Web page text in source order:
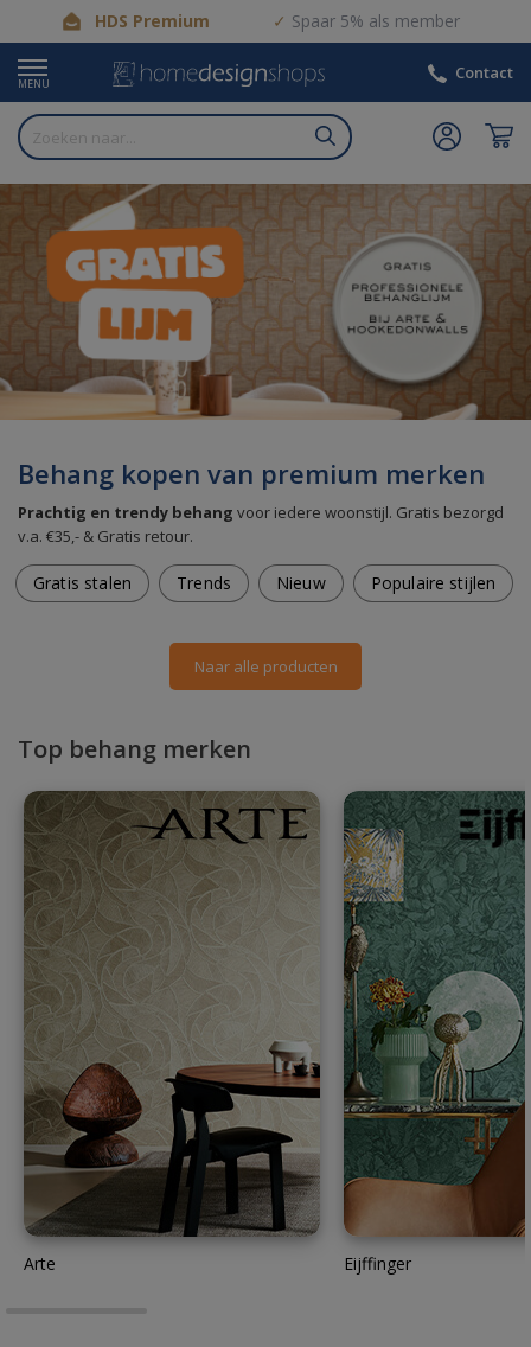
HDS Premium Spaar 5% als member
MENU
Contact
Behang kopen van premium merken
Prachtig en trendy behang voor iedere woonstijl. Gratis bezorgd
v.a. €35,- & Gratis retour.
Gratis stalen Trends Nieuw Populaire stijlen
Naar alle producten
Top behang merken
Arte Eijffinger